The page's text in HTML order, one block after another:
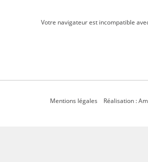
Votre navigateur est incompatible
Mentions légales Réalisation :